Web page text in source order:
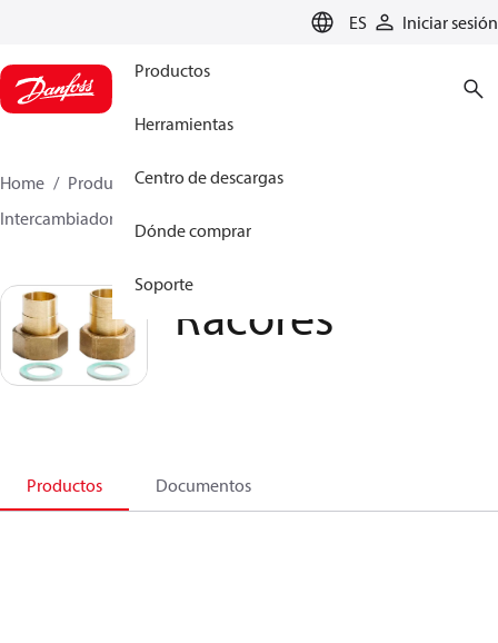
ES Iniciar sesión
Productos
Herramientas
Centro de descargas
Dónde comprar
Soporte
Home Productos
Climate Solutions for heating
Intercambiadores de calor
Racores
Productos Documentos